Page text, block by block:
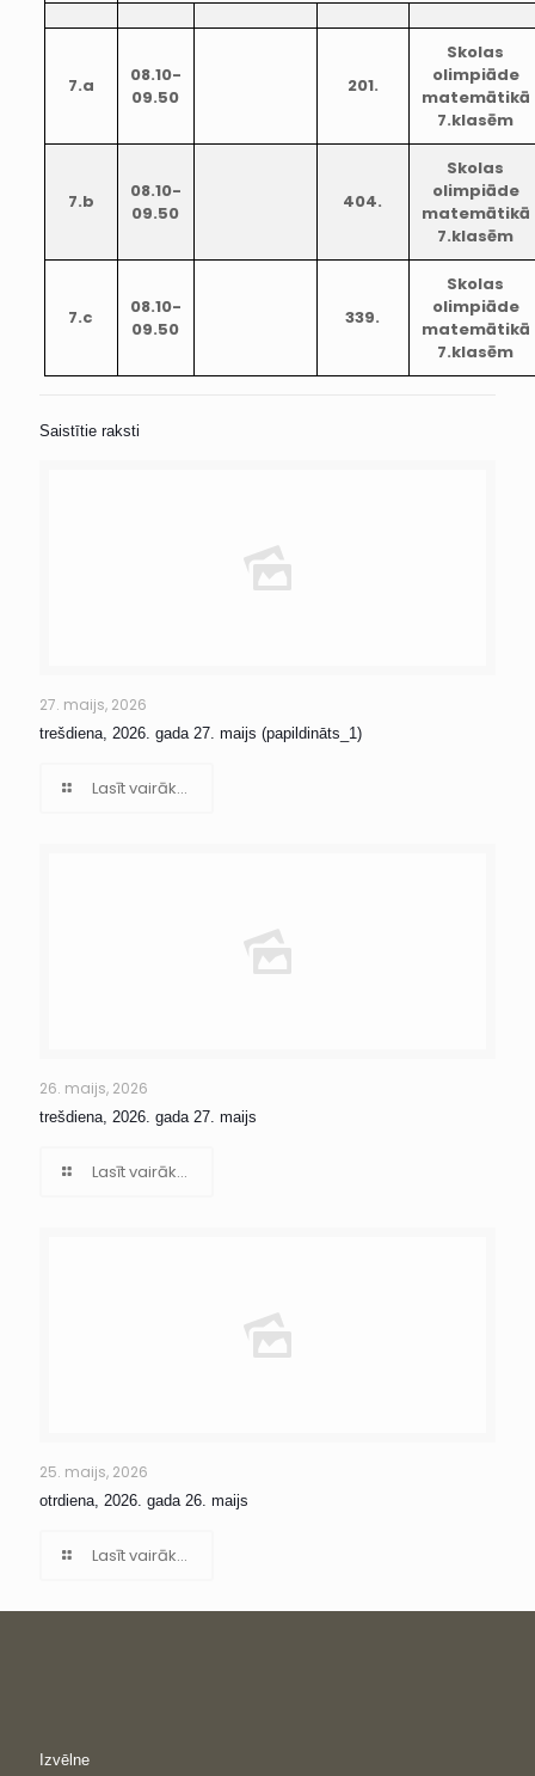
7.a
08.10-
09.50
201.
Skolas
olimpiāde
matemātikā
7.klasēm
7.b
08.10-
09.50
404.
Skolas
olimpiāde
matemātikā
7.klasēm
7.c
08.10-
09.50
339.
Skolas
olimpiāde
matemātikā
7.klasēm
Saistītie raksti
27. maijs, 2026
trešdiena, 2026. gada 27. maijs (papildināts_1)
Lasīt vairāk...
26. maijs, 2026
trešdiena, 2026. gada 27. maijs
Lasīt vairāk...
25. maijs, 2026
otrdiena, 2026. gada 26. maijs
Lasīt vairāk...
Izvēlne